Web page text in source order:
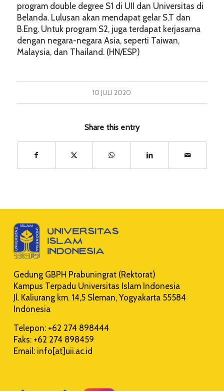
program double degree S1 di UII dan Universitas di
Belanda. Lulusan akan mendapat gelar S.T dan
B.Eng. Untuk program S2, juga terdapat kerjasama
dengan negara-negara Asia, seperti Taiwan,
Malaysia, dan Thailand. (HN/ESP)
10 JULI 2020
Share this entry
Gedung GBPH Prabuningrat (Rektorat)
Kampus Terpadu Universitas Islam Indonesia
Jl. Kaliurang km. 14,5 Sleman, Yogyakarta 55584
Indonesia
Telepon: +62 274 898444
Faks: +62 274 898459
Email: info[at]uii.ac.id